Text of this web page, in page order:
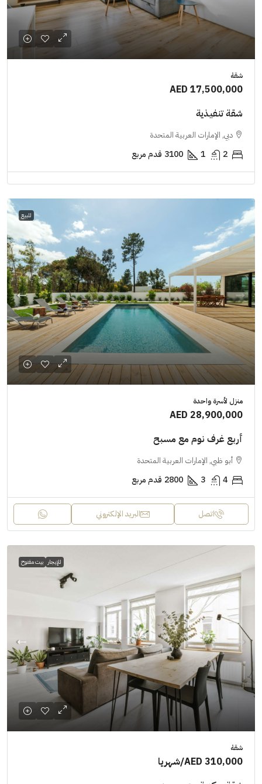
شقة
AED 17,500,000
شقة تنفيذية
دبي, الإمارات العربية المتحدة
2
1
3100 قدم مربع
للبيع
منزل لأسرة واحدة
AED 28,900,000
أربع غرف نوم مع مسبح
أبو ظبي, الإمارات العربية المتحدة
4
3
2800 قدم مربع
اتصل البريد الإلكتروني
للإيجار بيت مفتوح
شقة
AED 310,000/شهريا